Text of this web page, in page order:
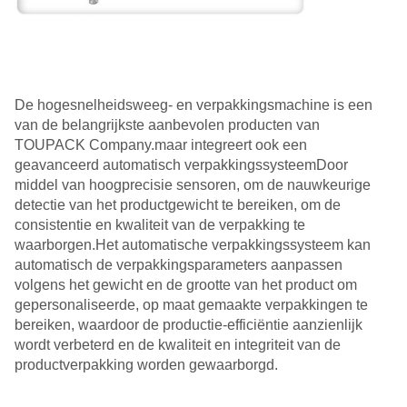
De hogesnelheidsweeg- en verpakkingsmachine is een
van de belangrijkste aanbevolen producten van
TOUPACK Company.maar integreert ook een
geavanceerd automatisch verpakkingssysteemDoor
middel van hoogprecisie sensoren, om de nauwkeurige
detectie van het productgewicht te bereiken, om de
consistentie en kwaliteit van de verpakking te
waarborgen.Het automatische verpakkingssysteem kan
automatisch de verpakkingsparameters aanpassen
volgens het gewicht en de grootte van het product om
gepersonaliseerde, op maat gemaakte verpakkingen te
bereiken, waardoor de productie-efficiëntie aanzienlijk
wordt verbeterd en de kwaliteit en integriteit van de
productverpakking worden gewaarborgd.